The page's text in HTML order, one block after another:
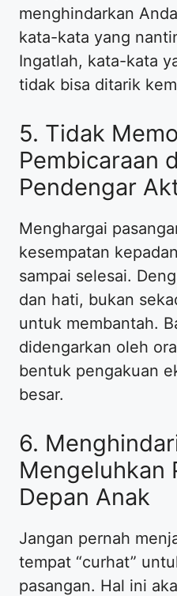
menghindarkan
kata-kata yang
Ingatlah, kata-kata
tidak bisa ditarik
5. Tidak
Pembicaraan
Pendengar
Menghargai
kesempatan
sampai selesai.
dan hati, bukan
untuk membantah.
didengarkan oleh
bentuk pengakuan
besar.
6.
Mengeluhkan
Depan Anak
Jangan pernah
tempat “curhat”
pasangan. Hal ini